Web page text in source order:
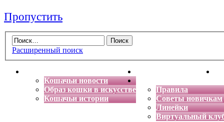
Пропустить
Расширенный поиск
Кошачьи новости
Образ кошки в искусстве
Кошачьи истории
Энциклопедия кошек
Правила
Советы новичкам
Линейки
Виртуальный